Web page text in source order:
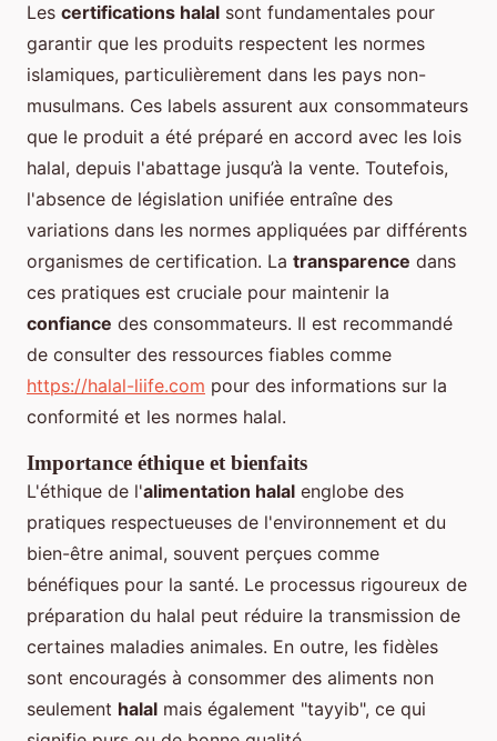
Les certifications halal sont fundamentales pour
garantir que les produits respectent les normes
islamiques, particulièrement dans les pays non-
musulmans. Ces labels assurent aux consommateurs
que le produit a été préparé en accord avec les lois
halal, depuis l'abattage jusqu’à la vente. Toutefois,
l'absence de législation unifiée entraîne des
variations dans les normes appliquées par différents
organismes de certification. La transparence dans
ces pratiques est cruciale pour maintenir la
confiance des consommateurs. Il est recommandé
de consulter des ressources fiables comme
https://halal-liife.com pour des informations sur la
conformité et les normes halal.
Importance éthique et bienfaits
L'éthique de l'alimentation halal englobe des
pratiques respectueuses de l'environnement et du
bien-être animal, souvent perçues comme
bénéfiques pour la santé. Le processus rigoureux de
préparation du halal peut réduire la transmission de
certaines maladies animales. En outre, les fidèles
sont encouragés à consommer des aliments non
seulement halal mais également "tayyib", ce qui